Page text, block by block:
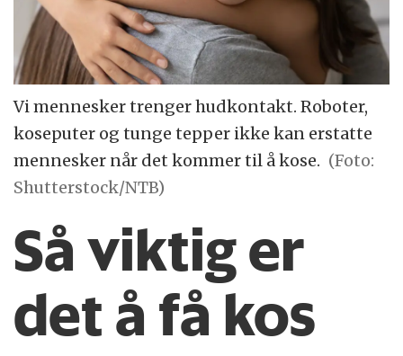
Vi mennesker trenger hudkontakt. Roboter,
koseputer og tunge tepper ikke kan erstatte
mennesker når det kommer til å kose. (Foto:
Shutterstock/NTB)
Så viktig er
det å få kos